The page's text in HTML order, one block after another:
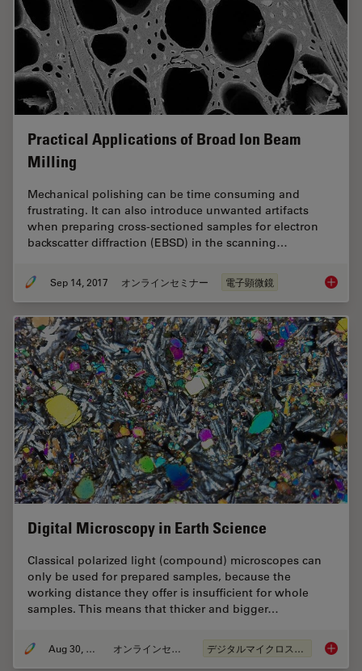
Practical Applications of Broad Ion Beam
Milling
Mechanical polishing can be time consuming and
frustrating. It can also introduce unwanted artifacts
when preparing cross-sectioned samples for electron
backscatter diffraction (EBSD) in the scanning…
Sep 14, 2017 オンラインセミナー 電子顕微鏡
Digital Microscopy in Earth Science
Classical polarized light (compound) microscopes can
only be used for prepared samples, because the
working distance they offer is insufficient for whole
samples. This means that thicker and bigger…
Aug 30, 2017 オンラインセミナー デジタルマイクロスコープ Digital